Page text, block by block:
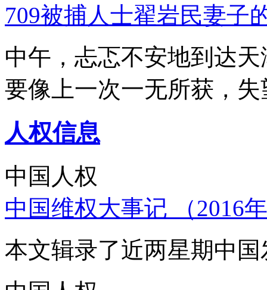
709被捕人士翟岩民妻子
中午，忐忑不安地到达
要像上一次一无所获，
人权信息
中国人权
中国维权大事记 （2016
本文辑录了近两星期中